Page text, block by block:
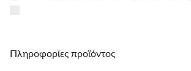
Πληροφορίες προϊόντος